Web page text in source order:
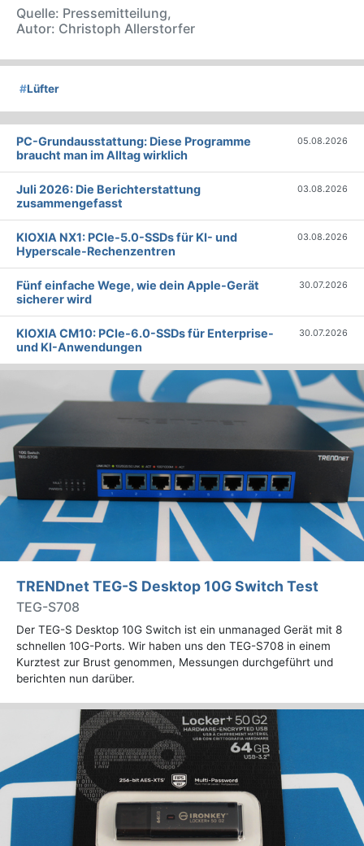
Quelle: Pressemitteilung,
Autor: Christoph Allerstorfer
#Lüfter
PC-Grundausstattung: Diese Programme
braucht man im Alltag wirklich
05.08.2026
Juli 2026: Die Bericht­erstattung
zusammengefasst
03.08.2026
KIOXIA NX1: PCIe-5.0-SSDs für KI- und
Hyperscale-Rechenzentren
03.08.2026
Fünf einfache Wege, wie dein Apple-Gerät
sicherer wird
30.07.2026
KIOXIA CM10: PCIe-6.0-SSDs für Enterprise-
und KI-Anwendungen
30.07.2026
TRENDnet TEG-S Desktop 10G Switch Test
TEG-S708
Der TEG-S Desktop 10G Switch ist ein unmanaged Gerät mit 8
schnellen 10G-Ports. Wir haben uns den TEG-S708 in einem
Kurztest zur Brust genommen, Messungen durchgeführt und
berichten nun darüber.